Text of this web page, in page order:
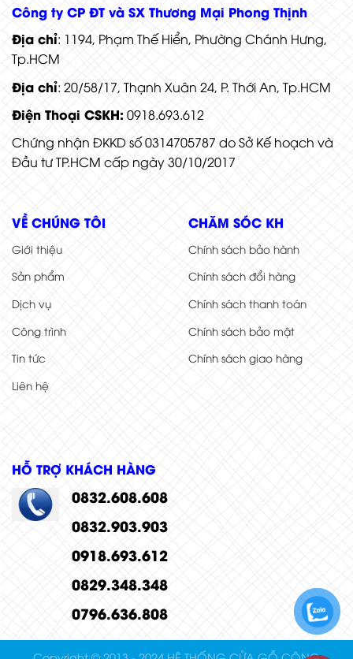
Công ty CP ĐT và SX Thương Mại Phong Thịnh
Địa chỉ: 1194, Phạm Thế Hiển, Phường Chánh Hưng,
Tp.HCM
Địa chỉ: 20/58/17, Thạnh Xuân 24, P. Thới An, Tp.HCM
Điện Thoại CSKH: 0918.693.612
Chứng nhận ĐKKD số 0314705787 do Sở Kế hoạch và
Đầu tư TP.HCM cấp ngày 30/10/2017
VỀ CHÚNG TÔI
Giới thiệu
Sản phẩm
Dịch vụ
Công trình
Tin tức
Liên hệ
CHĂM SÓC KH
Chính sách bảo hành
Chính sách đổi hàng
Chính sách thanh toán
Chính sách bảo mật
Chính sách giao hàng
HỖ TRỢ KHÁCH HÀNG
0832.608.608
0832.903.903
0918.693.612
0829.348.348
0796.636.808